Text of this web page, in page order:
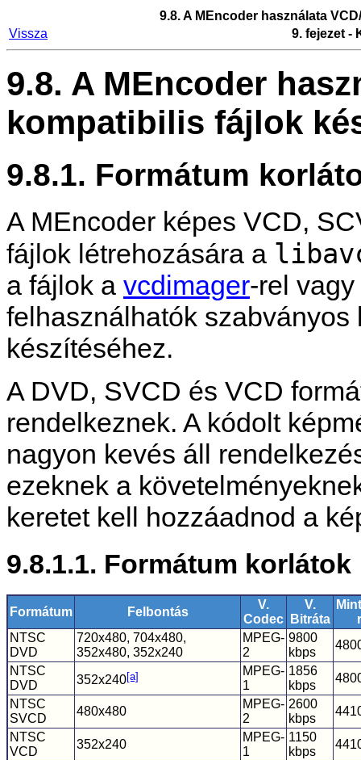
9.8. A MEncoder használata
Vissza
9. fejezet -
9.8. A MEncoder
kompatibilis fájlok
9.8.1. Formátum
A MEncoder képes VCD,
fájlok létrehozására a
a fájlok a vcdimager-rel
felhasználhatók
készítéséhez.
A DVD, SVCD és VCD
rendelkeznek. A kódolt
nagyon kevés áll
ezeknek a
keretet kell hozzáadnod a
9.8.1.1. Formátum korlátok
Formátum Felbontás
V.
Codec
V.
Bitráta
NTSC
DVD
720x480, 704x480,
352x480, 352x240
MPEG-
2
9800
kbps
NTSC
DVD
352x240[a]
MPEG-
1
1856
kbps
NTSC
SVCD
480x480
MPEG-
2
2600
kbps
NTSC
VCD
352x240
MPEG-
1
1150
kbps